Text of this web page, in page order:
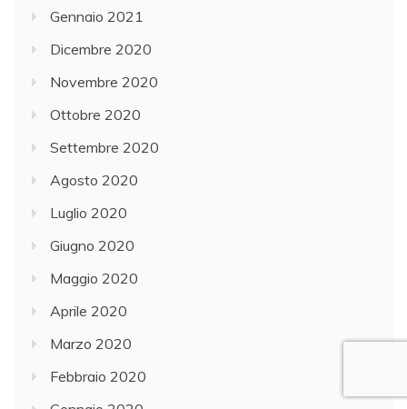
Gennaio 2021
Dicembre 2020
Novembre 2020
Ottobre 2020
Settembre 2020
Agosto 2020
Luglio 2020
Giugno 2020
Maggio 2020
Aprile 2020
Marzo 2020
Febbraio 2020